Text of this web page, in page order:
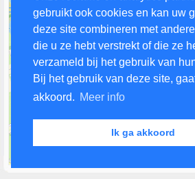
gebruikt ook cookies en kan uw
deze site combineren met
die u ze hebt verstrekt of die ze
verzameld bij het gebruik van
Bij het gebruik van deze site,
akkoord. Meer info
Ik ga akkoord